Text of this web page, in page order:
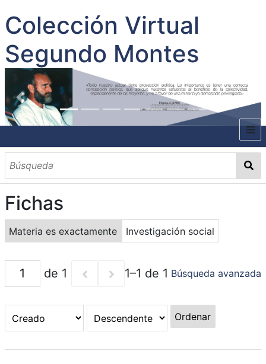
Colección Virtual
Segundo Montes
INICIO
SOBRE EL AUTOR
CONTENIDO
TODOS LOS DOCUMENTOS
CATEGORIAS
OBRAS SOBRE EL AUTOR P. SEGUNDO MONTES
MATERIAS
PALABRAS CLAVES
MULTIMEDIA
Fichas
Materia es exactamente Investigación social
de 1 1–1 de 1 Búsqueda avanzada
Ordenar